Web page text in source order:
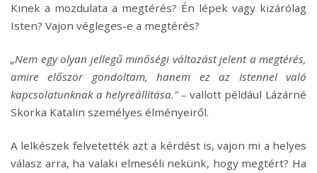
Kinek a mozdulata a megtérés? Én lépek vagy kizárólag
Isten? Vajon végleges-e a megtérés?
„Nem egy olyan jellegű minőségi változást jelent a megtérés,
amire először gondoltam, hanem ez az Istennel való
kapcsolatunknak a helyreállítása.” – vallott például Lázárné
Skorka Katalin személyes élményeiről.
A lelkészek felvetették azt a kérdést is, vajon mi a helyes
válasz arra, ha valaki elmeséli nekünk, hogy megtért? Ha